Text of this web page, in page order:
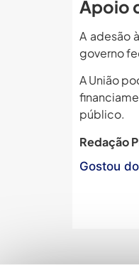
Apoio
A adesão
governo
A União
público.
Redação
Gostou